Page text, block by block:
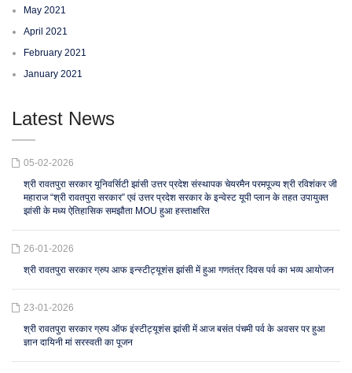
May 2021
April 2021
February 2021
January 2021
Latest News
05-02-2026
श्री रावतपुरा सरकार यूनिवर्सिटी झांसी उत्तर प्रदेश संस्थापक चेयरमैन परमपूज्य श्री रविशंकर जी
महाराज “श्री रावतपुरा सरकार” एवं उत्तर प्रदेश सरकार के इन्वेस्ट यूपी प्लान के तहत उपायुक्त
झांसी के मध्य ऐतिहासिक समझौता MOU हुआ हस्ताक्षरित
26-01-2026
श्री रावतपुरा सरकार ग्रुप आफ इन्स्टीट्यूशंस झांसी में हुआ गणतंत्र दिवस पर्व का भव्य आयोजन
23-01-2026
श्री रावतपुरा सरकार ग्रुप ऑफ इंस्टीट्यूशंस झांसी में आज बसंत पंचमी पर्व के अवसर पर हुआ
ज्ञान दायिनी मां सरस्वती का पूजन